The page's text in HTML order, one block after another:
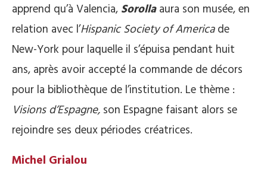
apprend qu’à Valencia, Sorollaaura son musée, en
relation avec l’Hispanic Society of Americade
New-York pour laquelle il s’épuisa pendant huit
ans, après avoir accepté la commande de décors
pour la bibliothèque de l’institution. Le thème :
Visions d’Espagne, son Espagne faisant alors se
rejoindre ses deux périodes créatrices.
Michel Grialou